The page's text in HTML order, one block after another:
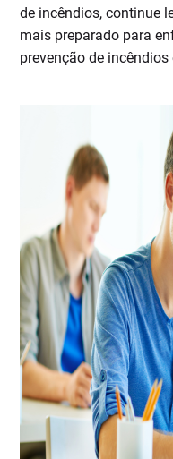
de incêndios, continue
mais preparado para
prevenção de